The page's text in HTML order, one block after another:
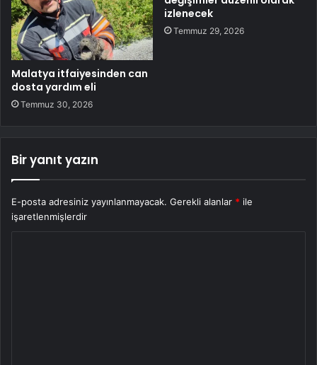
Malatya itfaiyesinden can
dosta yardım eli
Temmuz 30, 2026
izlenecek
Temmuz 29, 2026
Bir yanıt yazın
E-posta adresiniz yayınlanmayacak. Gerekli alanlar * ile
işaretlenmişlerdir